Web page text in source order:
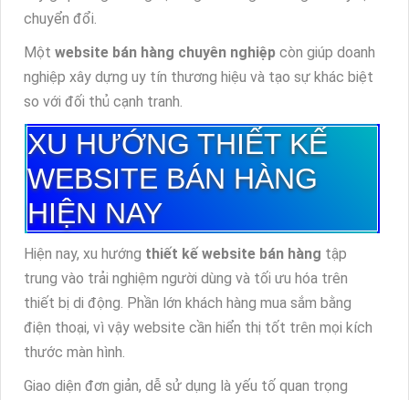
chuyển đổi.
Một website bán hàng chuyên nghiệp còn giúp doanh
nghiệp xây dựng uy tín thương hiệu và tạo sự khác biệt
so với đối thủ cạnh tranh.
XU HƯỚNG THIẾT KẾ
WEBSITE BÁN HÀNG
HIỆN NAY
Hiện nay, xu hướng thiết kế website bán hàng tập
trung vào trải nghiệm người dùng và tối ưu hóa trên
thiết bị di động. Phần lớn khách hàng mua sắm bằng
điện thoại, vì vậy website cần hiển thị tốt trên mọi kích
thước màn hình.
Giao diện đơn giản, dễ sử dụng là yếu tố quan trọng